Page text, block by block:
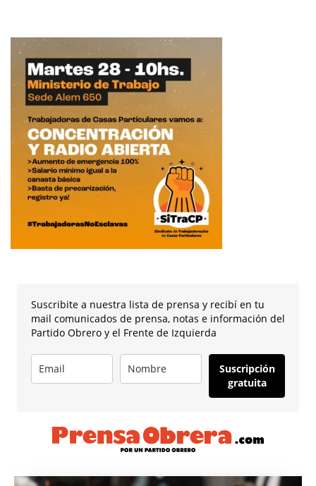
Suscribite a nuestra lista de prensa y recibí en tu
mail comunicados de prensa, notas e información del
Partido Obrero y el Frente de Izquierda
Suscripción
gratuita